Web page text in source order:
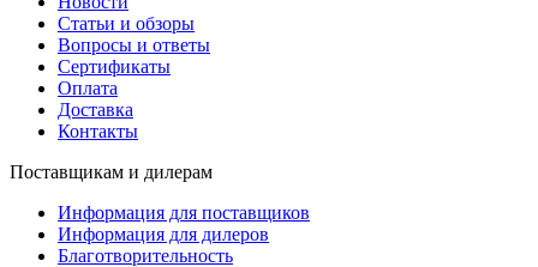
Статьи и обзоры
Вопросы и ответы
Сертификаты
Оплата
Доставка
Контакты
Поставщикам и дилерам
Информация для поставщиков
Информация для дилеров
Благотворительность